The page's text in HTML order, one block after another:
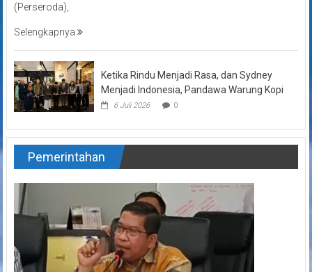
(Perseroda),
Selengkapnya
Ketika Rindu Menjadi Rasa, dan Sydney
Menjadi Indonesia, Pandawa Warung Kopi
6 Juli 2026 0
Pemerintahan